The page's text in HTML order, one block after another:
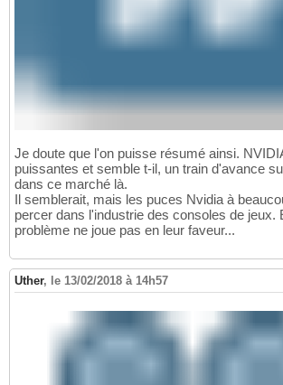
Je doute que l'on puisse résumé ainsi.
puissantes et semble t-il, un train d'avance
dans ce marché là.
Il semblerait, mais les puces Nvidia à
percer dans l'industrie des consoles de jeux.
problème ne joue pas en leur faveur...
Uther, le 13/02/2018 à 14h57